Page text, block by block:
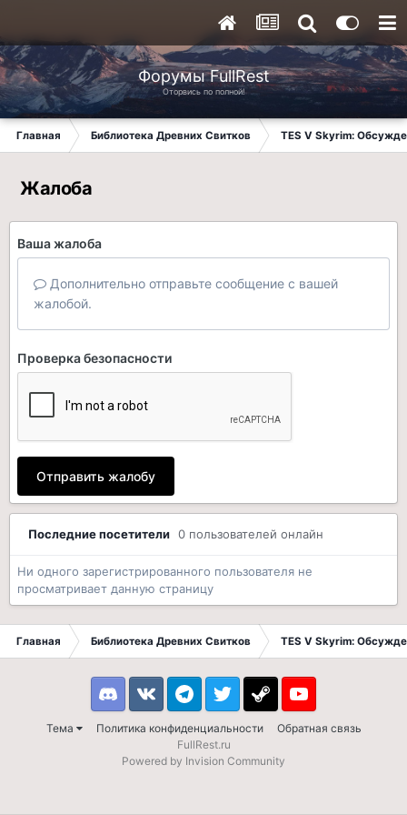
Форумы FullRest
Оторвись по полной!
Главная Библиотека Древних Свитков TES V Skyrim:
Жалоба
Ваша жалоба
Дополнительно отправьте сообщение с вашей
жалобой.
Проверка безопасности
Отправить жалобу
Последние посетители 0 пользователей онлайн
Ни одного зарегистрированного пользователя не
просматривает данную страницу
Главная Библиотека Древних Свитков TES V Skyrim:
Тема Политика конфиденциальности Обратная связь
DiscordVK TelegramTwitter Steam Youtube
FullRest.ru
Powered by Invision Community